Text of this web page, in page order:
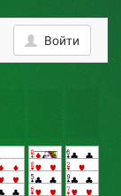
Войти